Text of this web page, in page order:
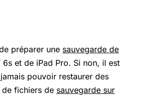
préparer une sauvegarde de
6s et de iPad Pro. Si non, il est
pouvoir restaurer des
fichiers de sauvegarde sur